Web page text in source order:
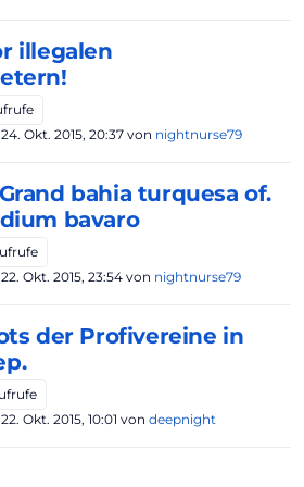
illegalen
24. Okt. 2015, 20:37 von nightnurse79
bahia turquesa of.
bavaro
22. Okt. 2015, 23:54 von nightnurse79
der Profivereine in
22. Okt. 2015, 10:01 von deepnight